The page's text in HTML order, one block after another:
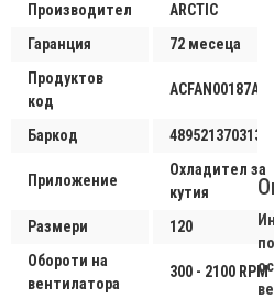
Производител
ARCTIC
Гаранция
72 месеца
Продуктов
код
ACFAN00187A
Баркод 4895213703130
Приложение
Охладител за
кутия
Размери
120
Обороти на
вентилатора
300 - 2100 RPM